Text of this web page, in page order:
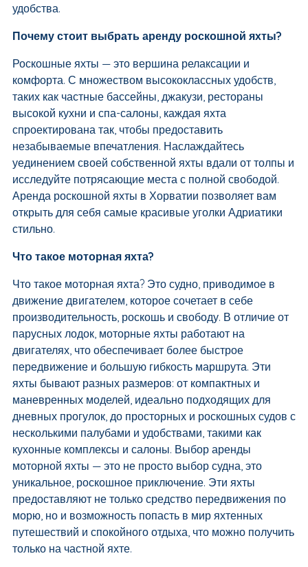
удобства.
Почему стоит выбрать аренду роскошной яхты?
Роскошные яхты — это вершина релаксации и
комфорта. С множеством высококлассных удобств,
таких как частные бассейны, джакузи, рестораны
высокой кухни и спа-салоны, каждая яхта
спроектирована так, чтобы предоставить
незабываемые впечатления. Наслаждайтесь
уединением своей собственной яхты вдали от толпы и
исследуйте потрясающие места с полной свободой.
Аренда роскошной яхты в Хорватии позволяет вам
открыть для себя самые красивые уголки Адриатики
стильно.
Что такое моторная яхта?
Что такое моторная яхта? Это судно, приводимое в
движение двигателем, которое сочетает в себе
производительность, роскошь и свободу. В отличие от
парусных лодок, моторные яхты работают на
двигателях, что обеспечивает более быстрое
передвижение и большую гибкость маршрута. Эти
яхты бывают разных размеров: от компактных и
маневренных моделей, идеально подходящих для
дневных прогулок, до просторных и роскошных судов с
несколькими палубами и удобствами, такими как
кухонные комплексы и салоны. Выбор аренды
моторной яхты — это не просто выбор судна, это
уникальное, роскошное приключение. Эти яхты
предоставляют не только средство передвижения по
морю, но и возможность попасть в мир яхтенных
путешествий и спокойного отдыха, что можно получить
только на частной яхте.